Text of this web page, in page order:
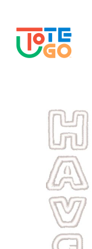
ログイン
新規会員登録